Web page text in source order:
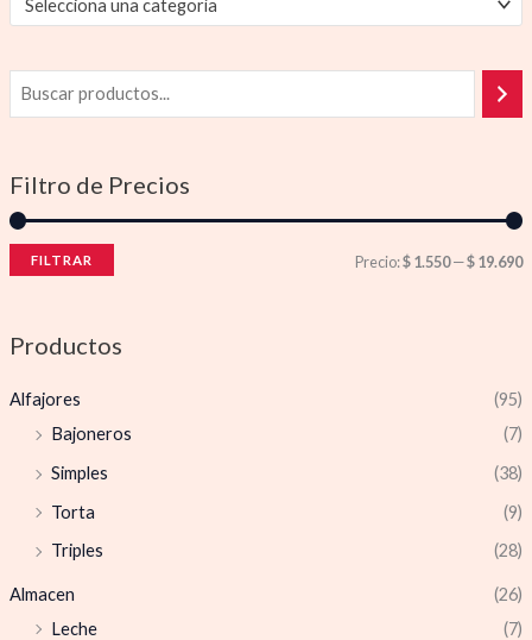
Selecciona una categoría
Filtro de Precios
FILTRAR Precio:$ 1.550—$ 19.690
Productos
Alfajores
(95)
Bajoneros
(7)
Simples
(38)
Torta
(9)
Triples
(28)
Almacen
(26)
Leche
(7)